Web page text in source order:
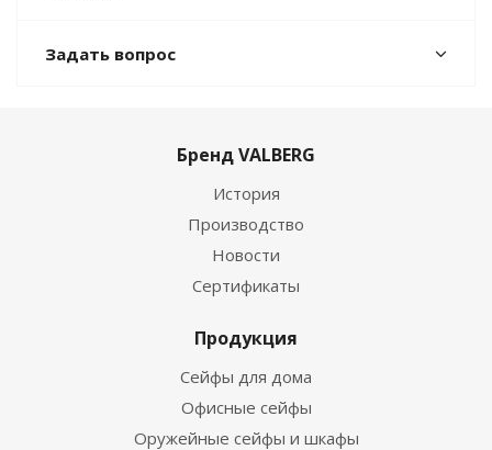
Задать вопрос
Бренд VALBERG
История
Производство
Новости
Сертификаты
Продукция
Сейфы для дома
Офисные сейфы
Оружейные сейфы и шкафы